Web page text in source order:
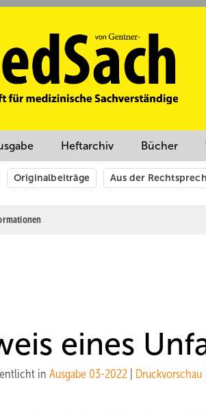
Heftarchiv Bücher
Originalbeiträge Aus der
eines
in Ausgabe 03-2022 Druckvorschau